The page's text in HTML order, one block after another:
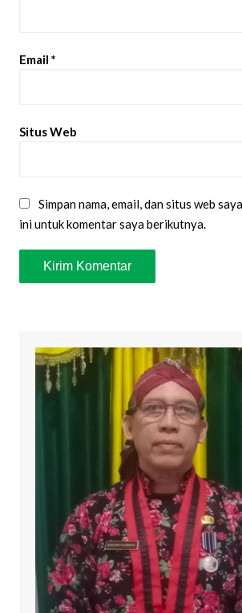
Email *
Situs Web
Simpan nama, email, dan situs web
ini untuk komentar saya berikutnya.